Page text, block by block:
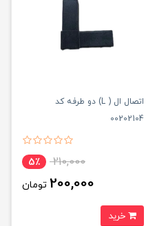
اتصال ال ( L) دو طرفه کد
00202104
210,000 5٪
200,000 تومان